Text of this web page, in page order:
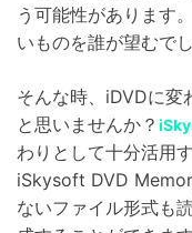
う可能性があります
いものを誰が望むでし
そんな時、iDVDに変
と思いませんか？
わりとして十分活用
iSkysoft DVD
ないファイル形式も